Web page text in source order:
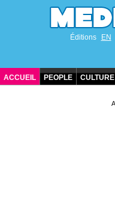
Éditions EN
ACCUEIL PEOPLE CULTURE